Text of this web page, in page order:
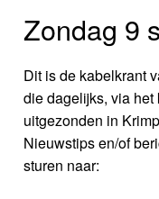
Zondag 9
Dit is de kabelkrant
die dagelijks, via
uitgezonden in
Nieuwstips en/of
sturen naar: